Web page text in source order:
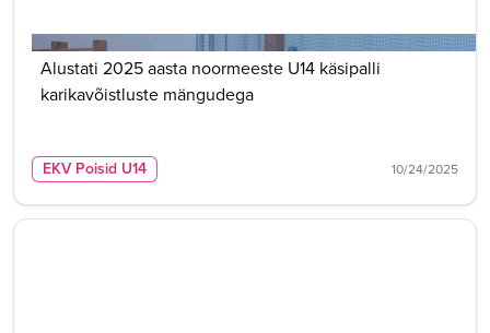
Alustati 2025 aasta noormeeste U14 käsipalli
karikavõistluste mängudega
EKV Poisid U14 10/24/2025